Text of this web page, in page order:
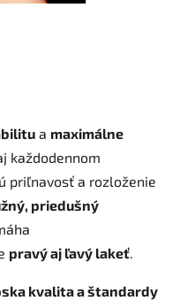
a maximálne
každodennom
priľnavosť a rozloženie
priedušný
pravý aj ľavý lakeť.
kvalita a štandardy